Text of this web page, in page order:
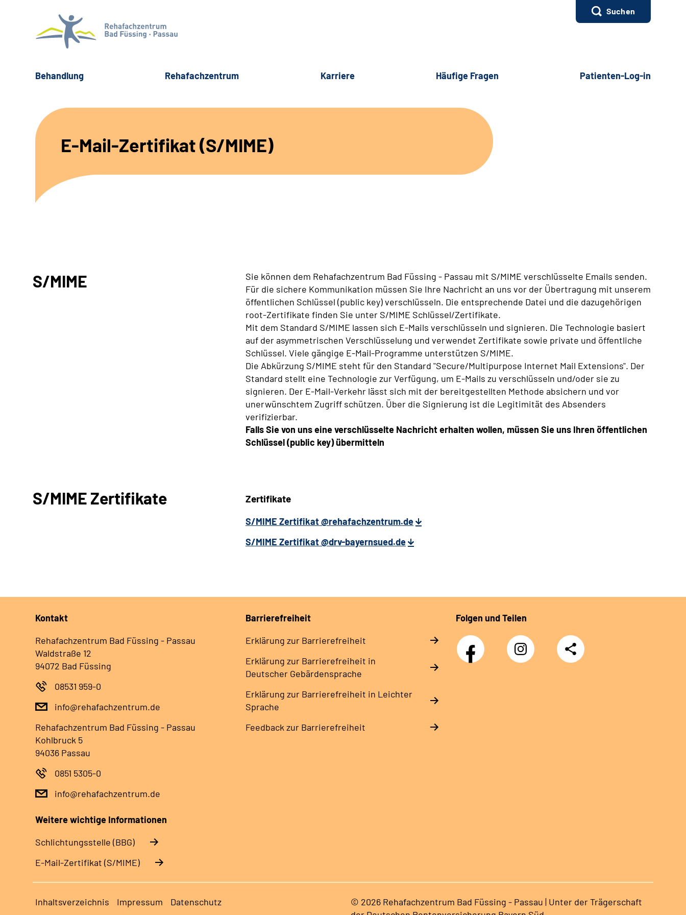
Suchen
Behandlung Rehafachzentrum Karriere Häufige Fragen Patienten-Log-in
E-Mail-Zertifikat (S/MIME)
S/MIME
Sie können dem Rehafachzentrum Bad Füssing - Passau mit S/MIME verschlüsselte Emails senden.
Für die sichere Kommunikation müssen Sie Ihre Nachricht an uns vor der Übertragung mit unserem
öffentlichen Schlüssel (public key) verschlüsseln. Die entsprechende Datei und die dazugehörigen
root-Zertifikate finden Sie unter S/MIME Schlüssel/Zertifikate.
Mit dem Standard S/MIME lassen sich E-Mails verschlüsseln und signieren. Die Technologie basiert
auf der asymmetrischen Verschlüsselung und verwendet Zertifikate sowie private und öffentliche
Schlüssel. Viele gängige E-Mail-Programme unterstützen S/MIME.
Die Abkürzung S/MIME steht für den Standard "Secure/Multipurpose Internet Mail Extensions". Der
Standard stellt eine Technologie zur Verfügung, um E-Mails zu verschlüsseln und/oder sie zu
signieren. Der E-Mail-Verkehr lässt sich mit der bereitgestellten Methode absichern und vor
unerwünschtem Zugriff schützen. Über die Signierung ist die Legitimität des Absenders
verifizierbar.
Falls Sie von uns eine verschlüsselte Nachricht erhalten wollen, müssen Sie uns Ihren öffentlichen
Schlüssel (public key) übermitteln
S/MIME Zertifikate Zertifikate
S/MIME Zertifikat @rehafachzentrum.de
S/MIME Zertifikat @drv-bayernsued.de
Kontakt
Rehafachzentrum Bad Füssing - Passau
Waldstraße 12
94072 Bad Füssing
08531 959-0
info@rehafachzentrum.de
Rehafachzentrum Bad Füssing - Passau
Kohlbruck 5
94036 Passau
0851 5305-0
info@rehafachzentrum.de
Barrierefreiheit
Erklärung zur Barrierefreiheit
Erklärung zur Barrierefreiheit in
Deutscher Gebärdensprache
Erklärung zur Barrierefreiheit in Leichter
Sprache
Feedback zur Barrierefreiheit
Folgen und Teilen
Facebook Instagram
Teilen
Weitere wichtige Informationen
Schlichtungsstelle (BBG)
E-Mail-Zertifikat (S/MIME)
Inhaltsverzeichnis Impressum Datenschutz
© 2026 Rehafachzentrum Bad Füssing - Passau | Unter der Trägerschaft